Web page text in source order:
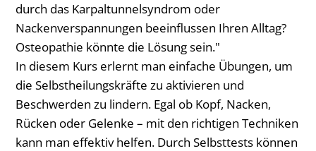
durch das Karpaltunnelsyndrom oder
Nackenverspannungen beeinflussen Ihren Alltag?
Osteopathie könnte die Lösung sein."
In diesem Kurs erlernt man einfache Übungen, um
die Selbstheilungskräfte zu aktivieren und
Beschwerden zu lindern. Egal ob Kopf, Nacken,
Rücken oder Gelenke – mit den richtigen Techniken
kann man effektiv helfen. Durch Selbsttests können